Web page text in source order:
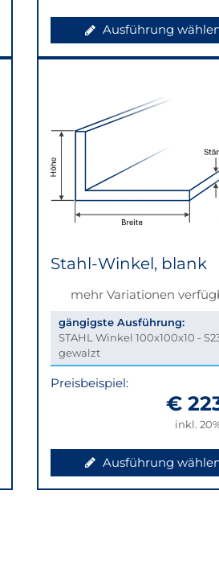
Ausführung
Stahl-Winkel, blank
mehr Variationen
gängigste Ausführung:
STAHL Winkel 100x100x10 -
gewalzt
Preisbeispiel:
€
inkl.
Ausführung